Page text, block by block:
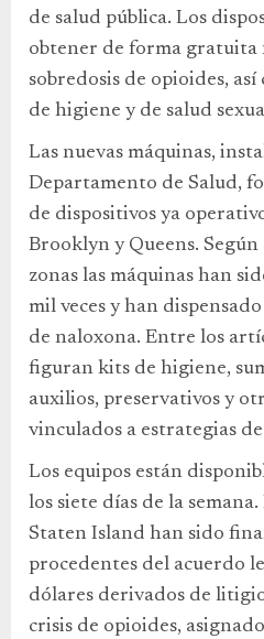
de salud pública. Los
obtener de forma
sobredosis de opioides,
de higiene y de salud
Las nuevas máquinas,
Departamento de Salud,
de dispositivos ya
Brooklyn y Queens. Según
zonas las máquinas han
mil veces y han
de naloxona. Entre los
figuran kits de higiene,
auxilios, preservativos y
vinculados a estrategias
Los equipos están
los siete días de la
Staten Island han sido
procedentes del acuerdo
dólares derivados de
crisis de opioides,